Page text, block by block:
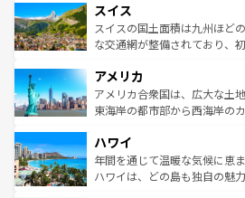
れる地方に足を運ぶとそれぞ
きるだろう。 なお、新
を参照してほしい。
は、お酒好きな人にはぜひ体験してほし
ドイツ情報はコンテンツ一覧
リアごとに異なる魅力がある
ティー、ビール好きにはたま
戦など、本場だからこそでき
ンツ一覧を参照してほしい。
スイス
スイスの国土面積は九州ほど
な交通網が整備されており、
の建物がそのまま残る町や、
博物館もあり、アルプス観光
ことができる。国民の所得が
ば市内交通費無料で観光を楽しむこ
着のスイス情報はコンテンツ
アメリカ
アメリカ合衆国は、広大な土
東海岸の都市部から西海岸の
のような巨大都市は、観光、
ンメントが詰まった刺激的な
西部には大自然が広がり、グ
ハワイ
年間を通じて温暖な気候に恵
ハワイは、どの島も独自の魅